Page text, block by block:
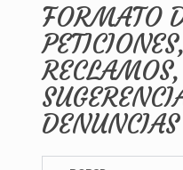
FORMATO
RECLAMOS,
DENUNCIAS